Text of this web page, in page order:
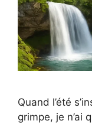
Quand l’été
grimpe, je n’ai